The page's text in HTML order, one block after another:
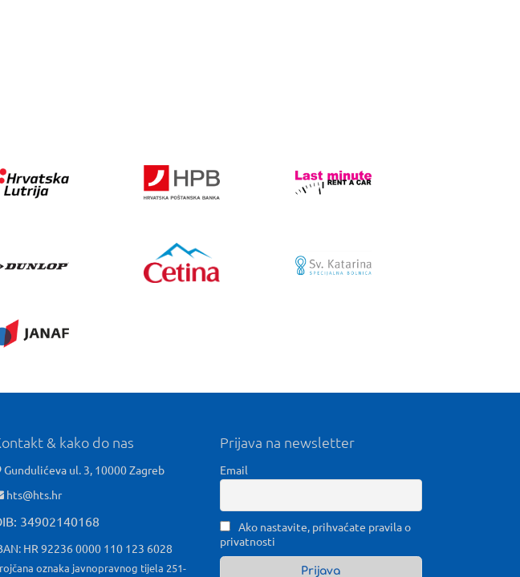
& kako do nas
Gundulićeva ul. 3, 10000 Zagreb
hts@hts.hr
34902140168
HR 92236 0000 110 123 6028
oznaka javnopravnog tijela 251-
Prijava na newsletter
Email
Ako nastavite, prihvaćate pravila o
privatnosti